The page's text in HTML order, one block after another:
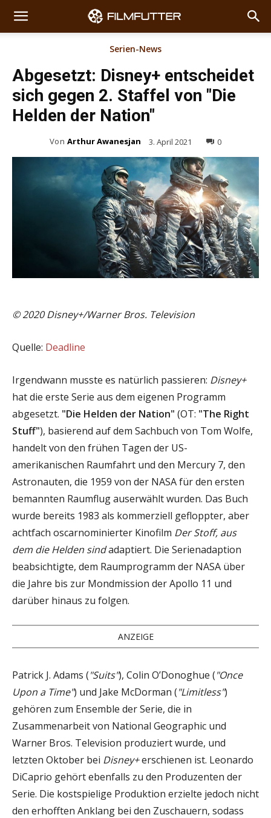
Serien-News
Abgesetzt: Disney+ entscheidet
sich gegen 2. Staffel von "Die
Helden der Nation"
Von Arthur Awanesjan 3. April 2021 0
© 2020 Disney+/Warner Bros. Television
Quelle: Deadline
Irgendwann musste es natürlich passieren: Disney+
hat die erste Serie aus dem eigenen Programm
abgesetzt. "Die Helden der Nation" (OT: "The Right
Stuff"), basierend auf dem Sachbuch von Tom Wolfe,
handelt von den frühen Tagen der US-
amerikanischen Raumfahrt und den Mercury 7, den
Astronauten, die 1959 von der NASA für den ersten
bemannten Raumflug auserwählt wurden. Das Buch
wurde bereits 1983 als kommerziell gefloppter, aber
achtfach oscarnominierter Kinofilm Der Stoff, aus
dem die Helden sindadaptiert. Die Serienadaption
beabsichtigte, dem Raumprogramm der NASA über
die Jahre bis zur Mondmission der Apollo 11 und
darüber hinaus zu folgen.
ANZEIGE
Patrick J. Adams ("Suits"), Colin O’Donoghue ("Once
Upon a Time") und Jake McDorman ("Limitless")
gehören zum Ensemble der Serie, die in
Zusammenarbeit von National Geographic und
Warner Bros. Television produziert wurde, und
letzten Oktober bei Disney+erschienen ist. Leonardo
DiCaprio gehört ebenfalls zu den Produzenten der
Serie. Die kostspielige Produktion erzielte jedoch nicht
den erhofften Anklang bei den Zuschauern, sodass